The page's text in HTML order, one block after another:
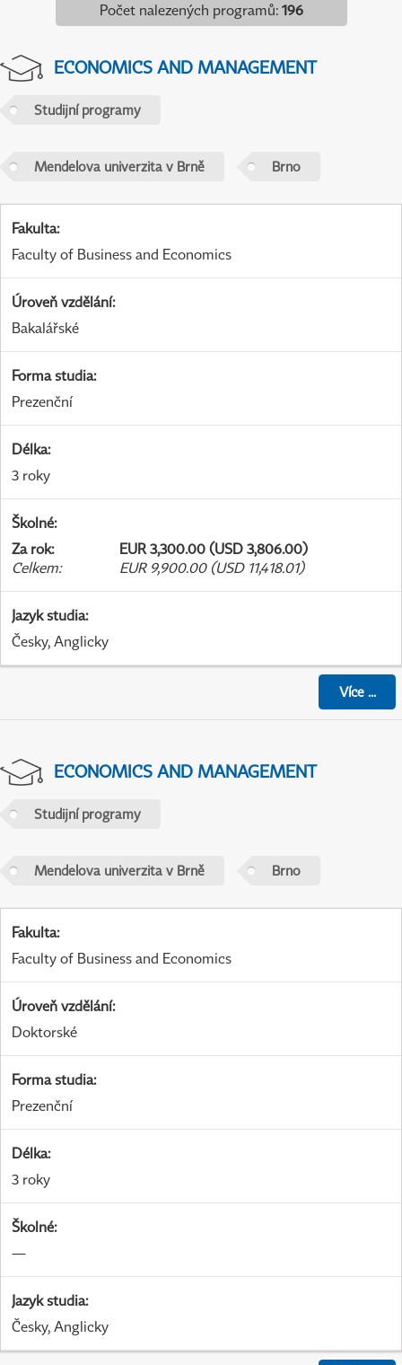
Počet nalezených programů: 196
ECONOMICS AND MANAGEMENT
Studijní programy
Mendelova univerzita v Brně Brno
Fakulta:
Faculty of Business and Economics
Úroveň vzdělání:
Bakalářské
Forma studia:
Prezenční
Délka:
3 roky
Školné:
Za rok:
EUR 3,300.00 (USD 3,806.00)
Celkem: EUR 9,900.00 (USD 11,418.01)
Jazyk studia:
Česky, Anglicky
Více...
ECONOMICS AND MANAGEMENT
Studijní programy
Mendelova univerzita v Brně Brno
Fakulta:
Faculty of Business and Economics
Úroveň vzdělání:
Doktorské
Forma studia:
Prezenční
Délka:
3 roky
Školné:
—
Jazyk studia:
Česky, Anglicky